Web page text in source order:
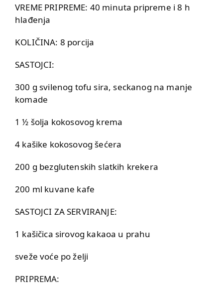
VREME PRIPREME: 40 minuta pripreme i 8 h
hlađenja
KOLIČINA: 8 porcija
SASTOJCI:
300 g svilenog tofu sira, seckanog na manje
komade
1 ½ šolja kokosovog krema
4 kašike kokosovog šećera
200 g bezglutenskih slatkih krekera
200 ml kuvane kafe
SASTOJCI ZA SERVIRANJE:
1 kašičica sirovog kakaoa u prahu
sveže voće po želji
PRIPREMA: